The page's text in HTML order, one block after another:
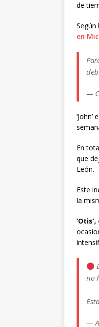
de
Según
en
—
‘John’
En
que
León.
Este
la
no
—